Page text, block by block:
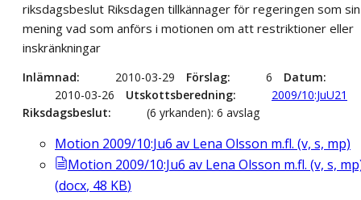
riksdagsbeslut Riksdagen tillkännager för regeringen som sin
mening vad som anförs i motionen om att restriktioner eller
inskränkningar
Inlämnad 2010-03-29 Förslag 6
Datum
2010-03-26
Utskottsberedning
2009/10:JuU21
Riksdagsbeslut
(6 yrkanden): 6 avslag
Motion 2009/10:Ju6 av Lena Olsson m.fl. (v, s, mp)
Motion 2009/10:Ju6 av Lena Olsson m.fl. (v, s,
(docx, 48 KB)